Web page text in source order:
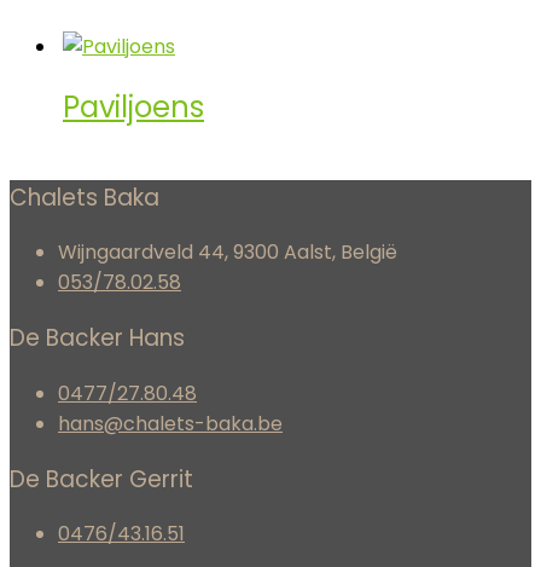
Paviljoens
Chalets Baka
Wijngaardveld 44, 9300 Aalst, België
053/78.02.58
De Backer Hans
0477/27.80.48
hans@chalets-baka.be
De Backer Gerrit
0476/43.16.51